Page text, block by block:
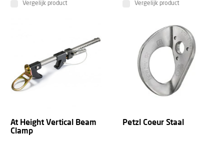
Vergelijk product Vergelijk product
At Height Vertical Beam
Clamp
Petzl Coeur Staal